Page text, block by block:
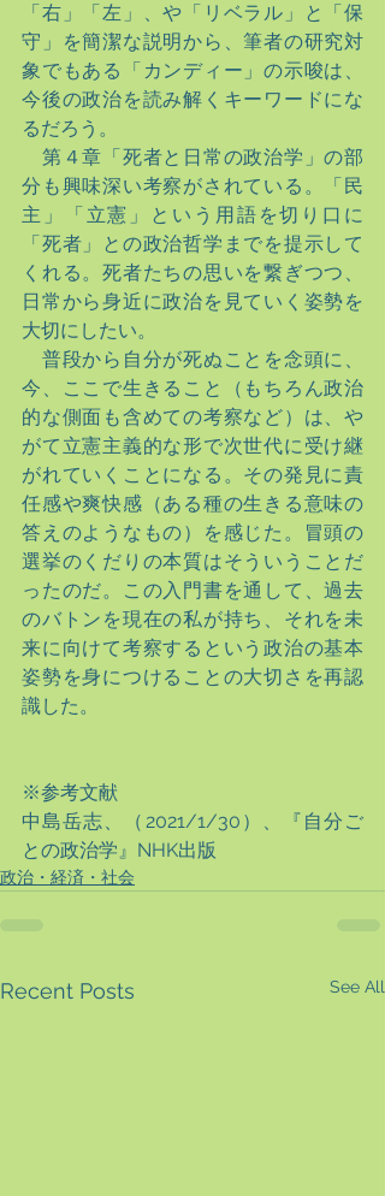
「右」「左」、や「リベラル」と「保
守」を簡潔な説明から、筆者の研究対
象でもある「カンディー」の示唆は、
今後の政治を読み解くキーワードにな
るだろう。
第４章「死者と日常の政治学」の部
分も興味深い考察がされている。「民
主」「立憲」という用語を切り口に
「死者」との政治哲学までを提示して
くれる。死者たちの思いを繋ぎつつ、
日常から身近に政治を見ていく姿勢を
大切にしたい。
普段から自分が死ぬことを念頭に、
今、ここで生きること（もちろん政治
的な側面も含めての考察など）は、や
がて立憲主義的な形で次世代に受け継
がれていくことになる。その発見に責
任感や爽快感（ある種の生きる意味の
答えのようなもの）を感じた。冒頭の
選挙のくだりの本質はそういうことだ
ったのだ。この入門書を通して、過去
のバトンを現在の私が持ち、それを未
来に向けて考察するという政治の基本
姿勢を身につけることの大切さを再認
識した。
※参考文献
中島岳志、（2021/1/30）、『自分ご
との政治学』NHK出版
政治・経済・社会
Recent Posts See All